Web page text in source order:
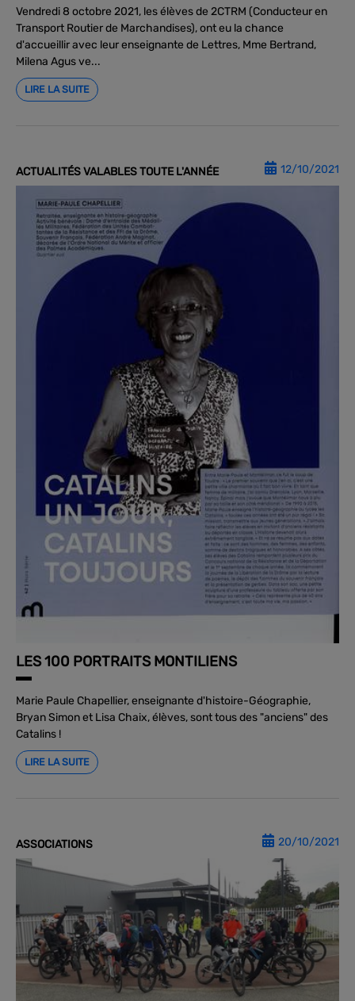
Vendredi 8 octobre 2021, les élèves de 2CTRM (Conducteur en
Transport Routier de Marchandises), ont eu la chance
d'accueillir avec leur enseignante de Lettres, Mme Bertrand,
Milena Agus ve...
LIRE LA SUITE
ACTUALITÉS VALABLES TOUTE L'ANNÉE 12/10/2021
LES 100 PORTRAITS MONTILIENS
Marie Paule Chapellier, enseignante d'histoire-Géographie,
Bryan Simon et Lisa Chaix, élèves, sont tous des "anciens" des
Catalins !
LIRE LA SUITE
ASSOCIATIONS 20/10/2021